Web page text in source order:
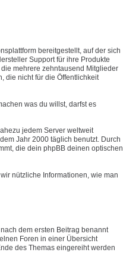
bereitgestellt, auf der sich
Support für ihre Produkte
mehrere zehntausend Mitglieder
die nicht für die Öffentlichkeit
was du willst, darfst es
jedem Server weltweit
Jahr 2000 täglich benutzt. Durch
die dein phpBB deinen optischen
nützliche Informationen, wie man
dem ersten Beitrag benannt
Foren in einer Übersicht
des Themas eingereiht werden